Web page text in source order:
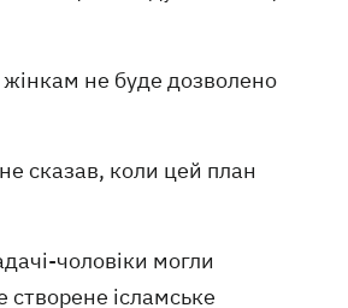
не буде дозволено
сказав, коли цей план
чоловіки могли
створене ісламське